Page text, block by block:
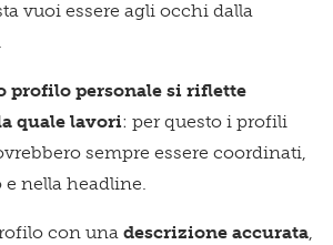
vuoi essere agli occhi dalla
profilo personale si riflette
quale lavori: per questo i profili
sempre essere coordinati,
nella headline.
con una descrizione accurata,